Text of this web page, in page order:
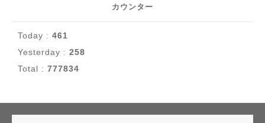
カウンター
Today : 461
Yesterday : 258
Total : 777834